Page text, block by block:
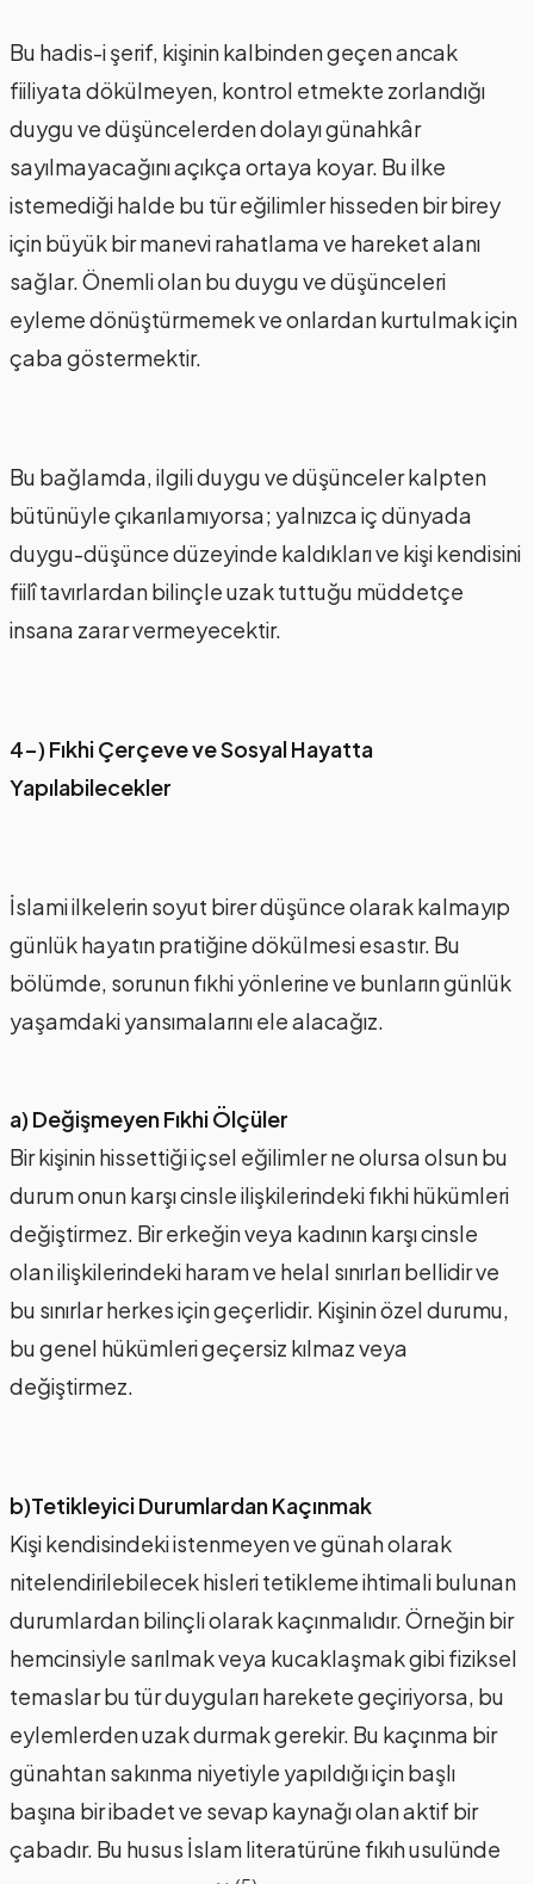
Bu hadis-i şerif, kişinin kalbinden geçen ancak
fiiliyata dökülmeyen, kontrol etmekte zorlandığı
duygu ve düşüncelerden dolayı günahkâr
sayılmayacağını açıkça ortaya koyar. Bu ilke
istemediği halde bu tür eğilimler hisseden bir birey
için büyük bir manevi rahatlama ve hareket alanı
sağlar. Önemli olan bu duygu ve düşünceleri
eyleme dönüştürmemek ve onlardan kurtulmak için
çaba göstermektir.
Bu bağlamda, ilgili duygu ve düşünceler kalpten
bütünüyle çıkarılamıyorsa; yalnızca iç dünyada
duygu-düşünce düzeyinde kaldıkları ve kişi kendisini
fiilî tavırlardan bilinçle uzak tuttuğu müddetçe
insana zarar vermeyecektir.
4-) Fıkhi Çerçeve ve Sosyal Hayatta
Yapılabilecekler
İslami ilkelerin soyut birer düşünce olarak kalmayıp
günlük hayatın pratiğine dökülmesi esastır. Bu
bölümde, sorunun fıkhi yönlerine ve bunların günlük
yaşamdaki yansımalarını ele alacağız.
a) Değişmeyen Fıkhi Ölçüler
Bir kişinin hissettiği içsel eğilimler ne olursa olsun bu
durum onun karşı cinsle ilişkilerindeki fıkhi hükümleri
değiştirmez. Bir erkeğin veya kadının karşı cinsle
olan ilişkilerindeki haram ve helal sınırları bellidir ve
bu sınırlar herkes için geçerlidir. Kişinin özel durumu,
bu genel hükümleri geçersiz kılmaz veya
değiştirmez.
b)Tetikleyici Durumlardan Kaçınmak
Kişi kendisindeki istenmeyen ve günah olarak
nitelendirilebilecek hisleri tetikleme ihtimali bulunan
durumlardan bilinçli olarak kaçınmalıdır. Örneğin bir
hemcinsiyle sarılmak veya kucaklaşmak gibi fiziksel
temaslar bu tür duyguları harekete geçiriyorsa, bu
eylemlerden uzak durmak gerekir. Bu kaçınma bir
günahtan sakınma niyetiyle yapıldığı için başlı
başına bir ibadet ve sevap kaynağı olan aktif bir
çabadır. Bu husus İslam literatürüne fıkıh usulünde